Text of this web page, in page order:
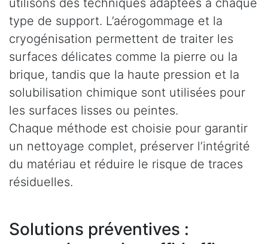
type de support. L’aérogommage et la
cryogénisation permettent de traiter les
surfaces délicates comme la pierre ou la
brique, tandis que la haute pression et la
solubilisation chimique sont utilisées pour
les surfaces lisses ou peintes.
Chaque méthode est choisie pour garantir
un nettoyage complet, préserver l’intégrité
du matériau et réduire le risque de traces
résiduelles.
Solutions préventives :